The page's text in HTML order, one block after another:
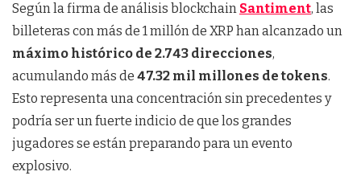
Según la firma de análisis blockchain Santiment, las
billeteras con más de 1 millón de XRP han alcanzado un
máximo histórico de 2.743 direcciones,
acumulando más de 47.32 mil millones de tokens.
Esto representa una concentración sin precedentes y
podría ser un fuerte indicio de que los grandes
jugadores se están preparando para un evento
explosivo.